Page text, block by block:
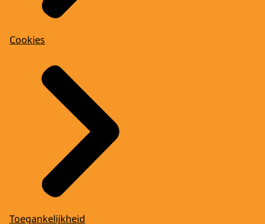
Cookies
Toegankelijkheid